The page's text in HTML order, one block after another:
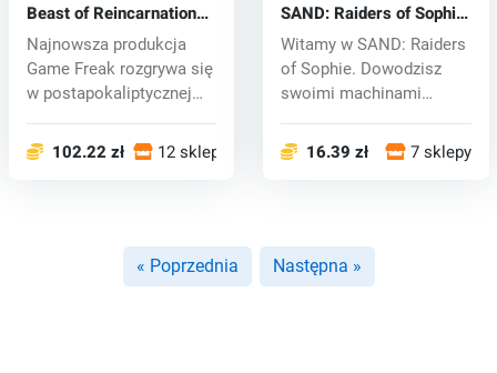
Beast of Reincarnation
(PC) key
Najnowsza produkcja
Game Freak rozgrywa się
w postapokaliptycznej
102.22 zł 12 sklepy
SAND: Raiders of Sophie
(PC) key
Witamy w SAND: Raiders
of Sophie. Dowodzisz
swoimi machinami
16.39 zł 7 sklepy
« Poprzednia Następna »